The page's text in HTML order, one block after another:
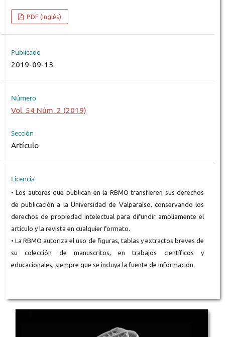
PDF (Inglés)
Publicado
2019-09-13
Número
Vol. 54 Núm. 2 (2019)
Sección
Artículo
Licencia
• Los autores que publican en la RBMO transfieren sus derechos
de publicación a la Universidad de Valparaíso, conservando los
derechos de propiedad intelectual para difundir ampliamente el
artículo y la revista en cualquier formato.
• La RBMO autoriza el uso de figuras, tablas y extractos breves de
su colección de manuscritos, en trabajos científicos y
educacionales, siempre que se incluya la fuente de información.